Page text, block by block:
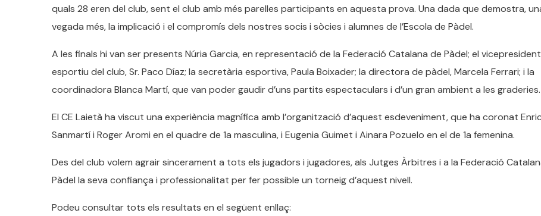
quals 28 eren del club, sent el club amb més parelles participants en aquesta prova. Una dada que demostra,
vegada més, la implicació i el compromís dels nostres socis i sòcies i alumnes de l’Escola de Pàdel.
A les finals hi van ser presents Núria Garcia, en representació de la Federació Catalana de Pàdel; el vicepresident
esportiu del club, Sr. Paco Díaz; la secretària esportiva, Paula Boixader; la directora de pàdel, Marcela Ferrari; i la
coordinadora Blanca Martí, que van poder gaudir d’uns partits espectaculars i d’un gran ambient a les graderies.
El CE Laietà ha viscut una experiència magnífica amb l’organització d’aquest esdeveniment, que ha coronat Enric
Sanmartí i Roger Aromi en el quadre de 1a masculina, i Eugenia Guimet i Ainara Pozuelo en el de 1a femenina.
Des del club volem agrair sincerament a tots els jugadors i jugadores, als Jutges Àrbitres i a la Federació
Pàdel la seva confiança i professionalitat per fer possible un torneig d’aquest nivell.
Podeu consultar tots els resultats en el següent enllaç: